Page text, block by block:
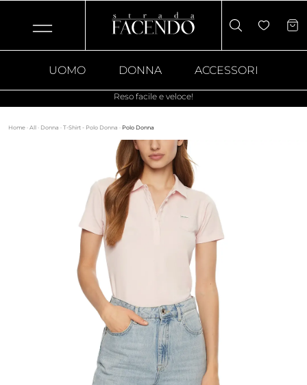
UOMO DONNA ACCESSORI
Reso facile e veloce!
Home · All · Donna · T-Shirt - Polo Donna · Polo Donna